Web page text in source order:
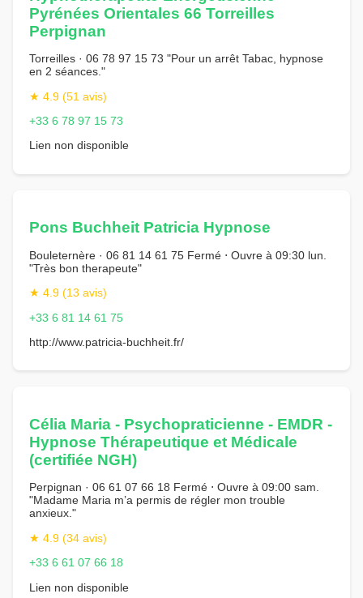
Pyrénées Orientales 66 Torreilles
Perpignan
Torreilles · 06 78 97 15 73 "Pour un arrêt Tabac, hypnose
en 2 séances."
★ 4.9 (51 avis)
+33 6 78 97 15 73
Lien non disponible
Pons Buchheit Patricia Hypnose
Bouleternère · 06 81 14 61 75 Fermé ⋅ Ouvre à 09:30 lun.
"Très bon therapeute"
★ 4.9 (13 avis)
+33 6 81 14 61 75
http://www.patricia-buchheit.fr/
Célia Maria - Psychopraticienne - EMDR -
Hypnose Thérapeutique et Médicale
(certifiée NGH)
Perpignan · 06 61 07 66 18 Fermé ⋅ Ouvre à 09:00 sam.
"Madame Maria m’a permis de régler mon trouble
anxieux."
★ 4.9 (34 avis)
+33 6 61 07 66 18
Lien non disponible